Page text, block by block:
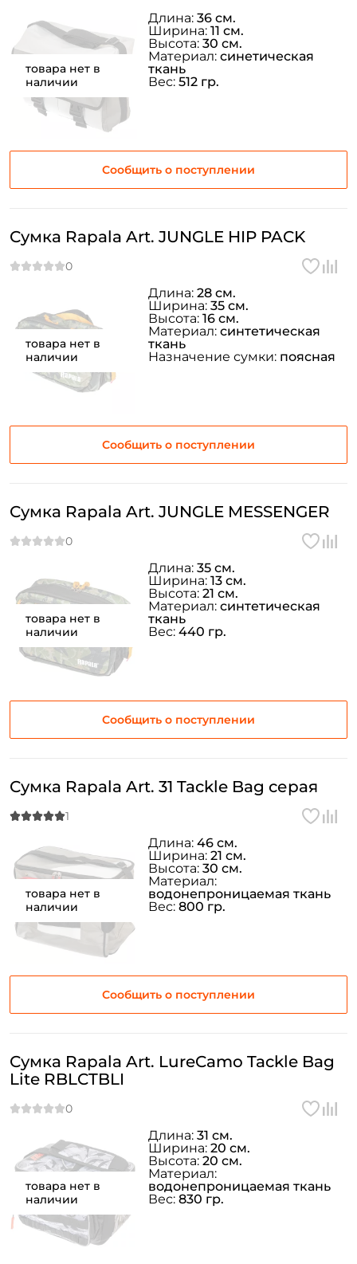
товара нет в
наличии
Сообщить о поступлении
Длина: 36 см.
Ширина: 11 см.
Высота: 30 см.
Материал: синетическая
ткань
Вес: 512 гр.
товара нет в
наличии
Сумка Rapala Art. JUNGLE HIP PACK
Сообщить о поступлении
Длина: 28 см.
Ширина: 35 см.
Высота: 16 см.
Материал: синтетическая
ткань
Назначение сумки: поясная
товара нет в
наличии
Сумка Rapala Art. JUNGLE MESSENGER
Сообщить о поступлении
Длина: 35 см.
Ширина: 13 см.
Высота: 21 см.
Материал: синтетическая
ткань
Вес: 440 гр.
товара нет в
наличии
Сумка Rapala Art. 31 Tackle Bag серая
Сообщить о поступлении
Длина: 46 см.
Ширина: 21 см.
Высота: 30 см.
Материал:
водонепроницаемая ткань
Вес: 800 гр.
товара нет в
наличии
Сумка Rapala Art. LureCamo Tackle Bag
Lite RBLCTBLI
Длина: 31 см.
Ширина: 20 см.
Высота: 20 см.
Материал:
водонепроницаемая ткань
Вес: 830 гр.
Создать аккаунт
Придумайте пароль: *
Повторите пароль: *
Заполняя данную форму вы соглашаетесь на обработку
персональных данных
У меня уже есть аккаунт